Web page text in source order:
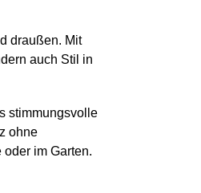
draußen. Mit
auch Stil in
stimmungsvolle
ohne
im Garten.